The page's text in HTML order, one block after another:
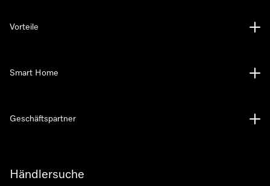
Händlersuche
Vorteile
Smart Home
Geschäftspartner